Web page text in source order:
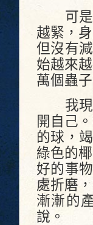
可是皮
越緊，
但沒有
始越來
萬個蟲
我現在
開自己
的球，
綠色的
好的事
處折磨
漸漸的
說。